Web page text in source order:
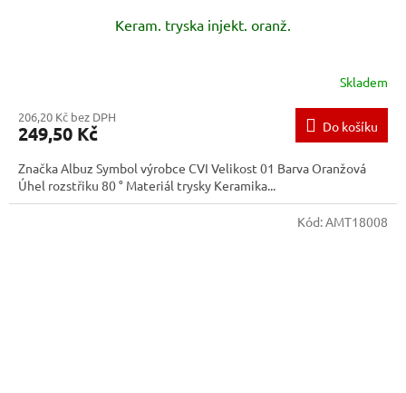
Keram. tryska injekt. oranž.
Skladem
206,20 Kč bez DPH
249,50 Kč Do košíku
Značka Albuz Symbol výrobce CVI Velikost 01 Barva Oranžová
Úhel rozstřiku 80 ° Materiál trysky Keramika...
Kód:AMT18008